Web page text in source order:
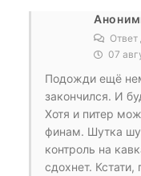
Ответ
07
Подожди ещё
закончился. И
Хотя и питер
финам. Шутка
контроль на
сдохнет.